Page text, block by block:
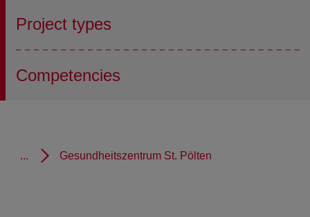
Project types
Competencies
... Gesundheitszentrum St. Pölten